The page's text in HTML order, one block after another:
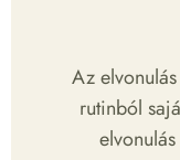
Az
rutinból